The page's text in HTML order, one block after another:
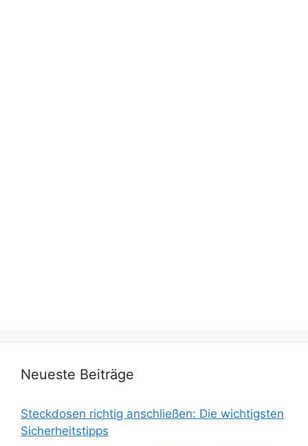
Neueste Beiträge
Steckdosen richtig anschließen: Die wichtigsten
Sicherheitstipps